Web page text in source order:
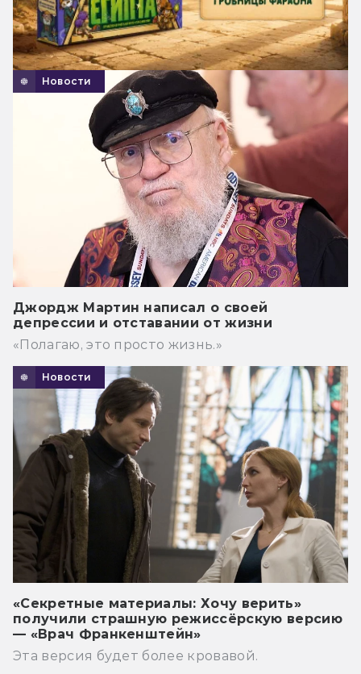
Новости
Джордж Мартин написал о своей
депрессии и отставании от жизни
«Полагаю, это просто жизнь.»
Новости
«Секретные материалы: Хочу верить»
получили страшную режиссёрскую версию
— «Врач Франкенштейн»
Эта версия будет более кровавой.